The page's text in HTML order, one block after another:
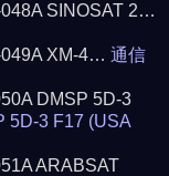
SINOSAT 2…
049A XM-4…通信
DMSP 5D-3
5D-3 F17 (USA
ARABSAT